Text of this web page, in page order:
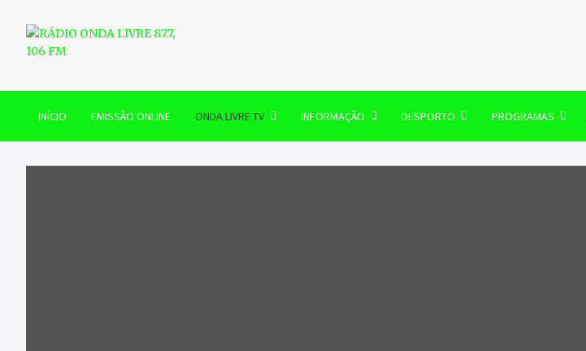
content
RÁDIO ONDA LIVRE 87.7, 106 FM
INÍCIO EMISSÃO ONLINE ONDA LIVRE TV INFORMAÇÃO DESPORTO PROGRAMAS